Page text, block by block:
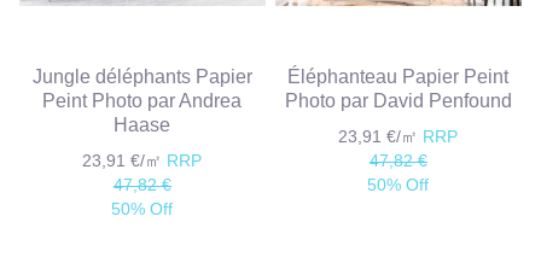
Jungle déléphants Papier
Peint Photo par Andrea
Haase
23,91 €/㎡ RRP
47,82 €
50% Off
Éléphanteau Papier Peint
Photo par David Penfound
23,91 €/㎡ RRP
47,82 €
50% Off